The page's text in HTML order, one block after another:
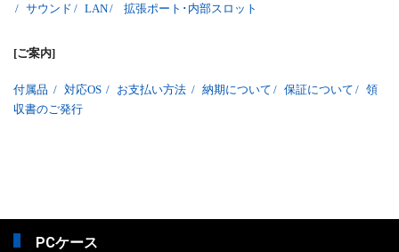
/ サウンド / LAN/ 拡張ポート･内部スロット
[ご案内]
付属品 / 対応OS / お支払い方法 / 納期について / 保証について / 領
収書のご発行
PCケース